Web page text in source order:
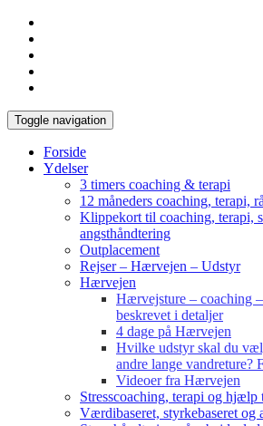
Toggle navigation
Forside
Ydelser
3 timers coaching & terapi
12 måneders coaching, terapi,
Klippekort til coaching, terapi,
angsthåndtering
Outplacement
Rejser – Hærvejen – Udstyr
Hærvejen
Hærvejsture – coaching
beskrevet i detaljer
4 dage på Hærvejen
Hvilke udstyr skal du
andre lange vandreture?
Videoer fra Hærvejen
Stresscoaching, terapi og hjælp
Værdibaseret, styrkebaseret og